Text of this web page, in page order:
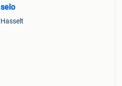
selo
Hasselt